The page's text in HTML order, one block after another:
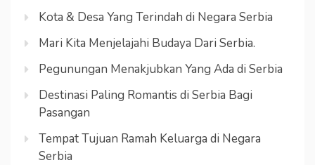
Kota & Desa Yang Terindah di Negara Serbia
Mari Kita Menjelajahi Budaya Dari Serbia.
Pegunungan Menakjubkan Yang Ada di Serbia
Destinasi Paling Romantis di Serbia Bagi
Pasangan
Tempat Tujuan Ramah Keluarga di Negara
Serbia